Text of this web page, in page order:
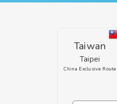
Taiwan
Taipei
China Exclusive Route